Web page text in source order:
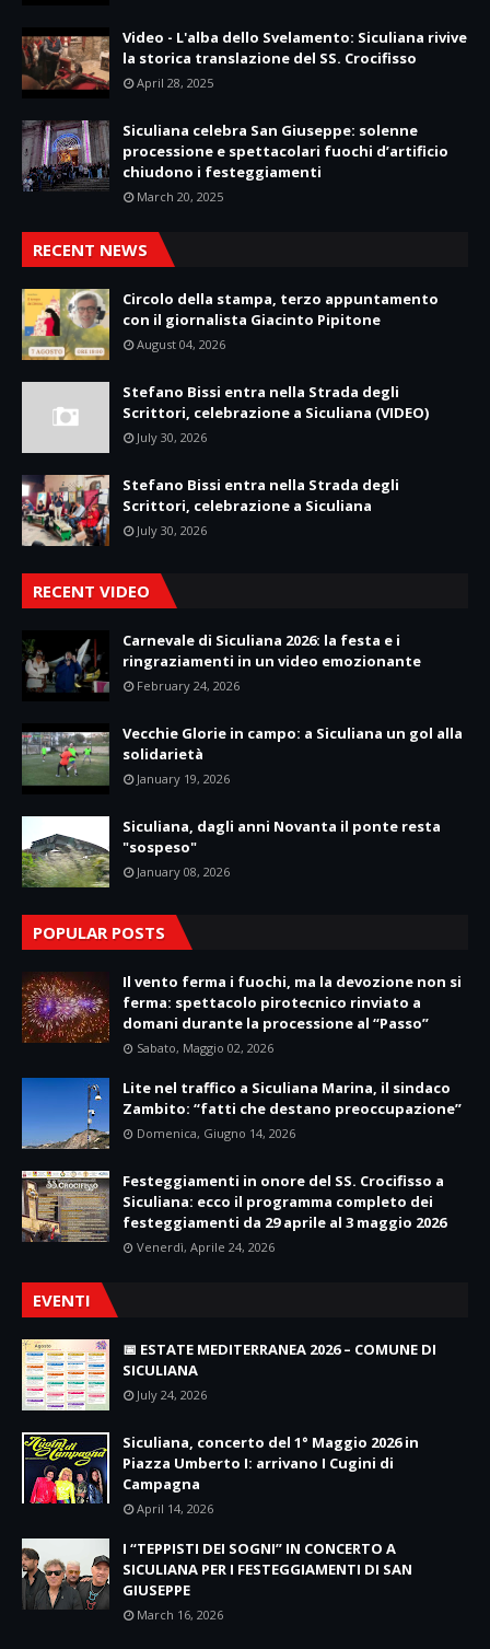
Video - L'alba dello Svelamento: Siculiana rivive
la storica translazione del SS. Crocifisso
April 28, 2025
Siculiana celebra San Giuseppe: solenne
processione e spettacolari fuochi d’artificio
chiudono i festeggiamenti
March 20, 2025
RECENT NEWS
Circolo della stampa, terzo appuntamento
con il giornalista Giacinto Pipitone
August 04, 2026
Stefano Bissi entra nella Strada degli
Scrittori, celebrazione a Siculiana (VIDEO)
July 30, 2026
Stefano Bissi entra nella Strada degli
Scrittori, celebrazione a Siculiana
July 30, 2026
RECENT VIDEO
Carnevale di Siculiana 2026: la festa e i
ringraziamenti in un video emozionante
February 24, 2026
Vecchie Glorie in campo: a Siculiana un gol alla
solidarietà
January 19, 2026
Siculiana, dagli anni Novanta il ponte resta
"sospeso"
January 08, 2026
POPULAR POSTS
Il vento ferma i fuochi, ma la devozione non si
ferma: spettacolo pirotecnico rinviato a
domani durante la processione al “Passo”
Sabato, Maggio 02, 2026
Lite nel traffico a Siculiana Marina, il sindaco
Zambito: “fatti che destano preoccupazione”
Domenica, Giugno 14, 2026
Festeggiamenti in onore del SS. Crocifisso a
Siculiana: ecco il programma completo dei
festeggiamenti da 29 aprile al 3 maggio 2026
Venerdì, Aprile 24, 2026
EVENTI
📅 ESTATE MEDITERRANEA 2026 – COMUNE DI
SICULIANA
July 24, 2026
Siculiana, concerto del 1° Maggio 2026 in
Piazza Umberto I: arrivano I Cugini di
Campagna
April 14, 2026
I “TEPPISTI DEI SOGNI” IN CONCERTO A
SICULIANA PER I FESTEGGIAMENTI DI SAN
GIUSEPPE
March 16, 2026